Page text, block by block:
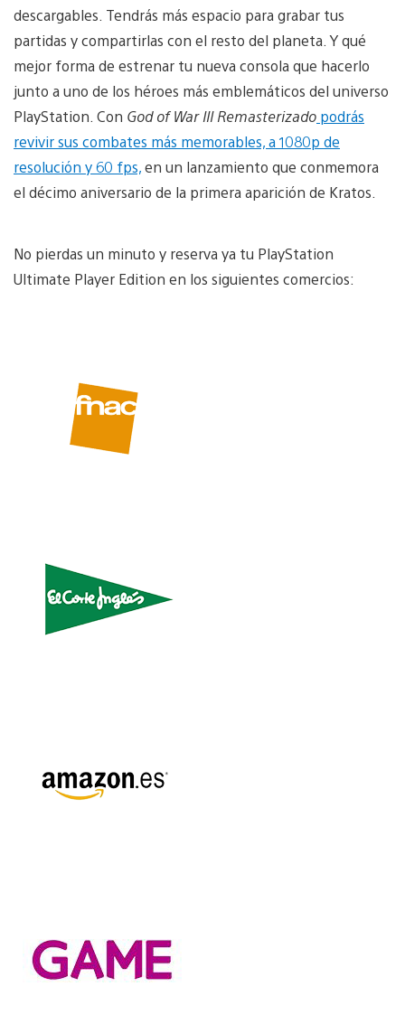
descargables. Tendrás más espacio para grabar tus
partidas y compartirlas con el resto del planeta. Y qué
mejor forma de estrenar tu nueva consola que hacerlo
junto a uno de los héroes más emblemáticos del universo
PlayStation. Con God of War III Remasterizado podrás
revivir sus combates más memorables, a 1080p de
resolución y 60 fps,en un lanzamiento que conmemora
el décimo aniversario de la primera aparición de Kratos.
No pierdas un minuto y reserva ya tu PlayStation
Ultimate Player Edition en los siguientes comercios: